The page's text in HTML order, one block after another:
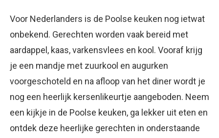
Voor Nederlanders is de Poolse keuken nog ietwat
onbekend. Gerechten worden vaak bereid met
aardappel, kaas, varkensvlees en kool. Vooraf krijg
je een mandje met zuurkool en augurken
voorgeschoteld en na afloop van het diner wordt je
nog een heerlijk kersenlikeurtje aangeboden. Neem
een kijkje in de Poolse keuken, ga lekker uit eten en
ontdek deze heerlijke gerechten in onderstaande